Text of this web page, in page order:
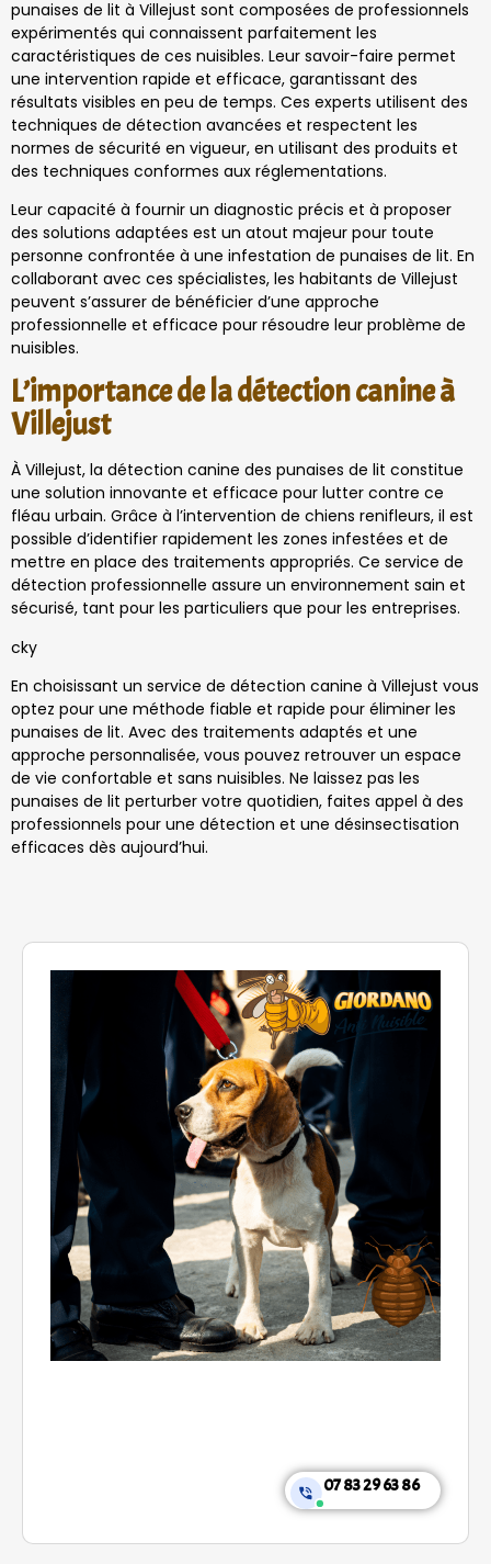
punaises de lit à Villejust sont composées de professionnels
expérimentés qui connaissent parfaitement les
caractéristiques de ces nuisibles. Leur savoir-faire permet
une intervention rapide et efficace, garantissant des
résultats visibles en peu de temps. Ces experts utilisent des
techniques de détection avancées et respectent les
normes de sécurité en vigueur, en utilisant des produits et
des techniques conformes aux réglementations.
Leur capacité à fournir un diagnostic précis et à proposer
des solutions adaptées est un atout majeur pour toute
personne confrontée à une infestation de punaises de lit. En
collaborant avec ces spécialistes, les habitants de Villejust
peuvent s’assurer de bénéficier d’une approche
professionnelle et efficace pour résoudre leur problème de
nuisibles.
L’importance de la détection canine à
Villejust
À Villejust, la détection canine des punaises de lit constitue
une solution innovante et efficace pour lutter contre ce
fléau urbain. Grâce à l’intervention de chiens renifleurs, il est
possible d’identifier rapidement les zones infestées et de
mettre en place des traitements appropriés. Ce service de
détection professionnelle assure un environnement sain et
sécurisé, tant pour les particuliers que pour les entreprises.
cky
En choisissant un service de détection canine à Villejust vous
optez pour une méthode fiable et rapide pour éliminer les
punaises de lit. Avec des traitements adaptés et une
approche personnalisée, vous pouvez retrouver un espace
de vie confortable et sans nuisibles. Ne laissez pas les
punaises de lit perturber votre quotidien, faites appel à des
professionnels pour une détection et une désinsectisation
efficaces dès aujourd’hui.
07 83 29 63 86